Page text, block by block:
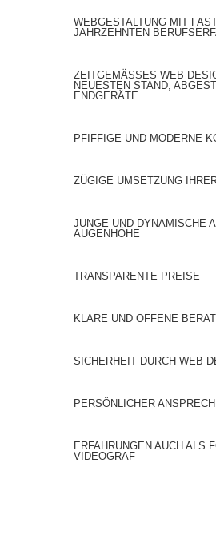
WEBGESTALTUNG MIT
JAHRZEHNTEN
ZEITGEMÄSSES WEB
EUESTEN STAND,
NDGERÄTE
PFIFFIGE UND MODERNE
ZÜGIGE UMSETZUNG
JUNGE UND DYNAMISCHE
AUGENHÖHE
TRANSPARENTE PREISE
KLARE UND OFFENE
SICHERHEIT DURCH WEB
PERSÖNLICHER
ERFAHRUNGEN AUCH ALS
VIDEOGRAF